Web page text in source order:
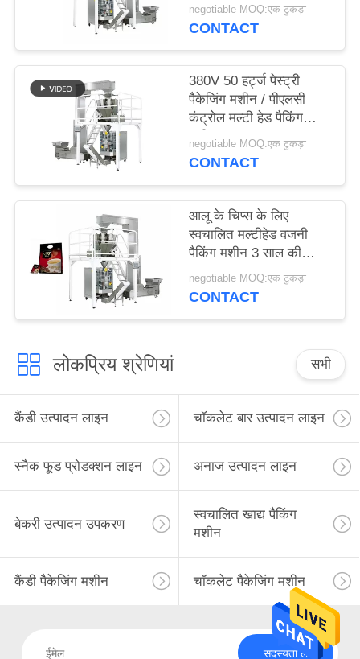
negotiable MOQ:एक टुकड़ा
CONTACT
380V 50 हर्ट्ज पेस्ट्री
पैकेजिंग मशीन / पीएलसी
कंट्रोल मल्टी हेड पैकिंग
मशीन
negotiable MOQ:एक टुकड़ा
CONTACT
आलू के चिप्स के लिए
स्वचालित मल्टीहेड वजनी
पैकिंग मशीन 3 साल की
वारंटी
negotiable MOQ:एक टुकड़ा
CONTACT
लोकप्रिय श्रेणियां सभी
कैंडी उत्पादन लाइन चॉकलेट बार उत्पादन लाइन
स्नैक फूड प्रोडक्शन लाइन अनाज उत्पादन लाइन
बेकरी उत्पादन उपकरण
स्वचालित खाद्य पैकिंग
मशीन
कैंडी पैकेजिंग मशीन चॉकलेट पैकेजिंग मशीन
सदस्यता लें